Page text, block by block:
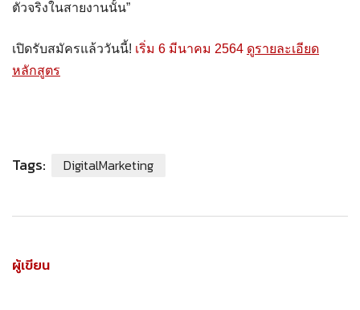
ตัวจริงในสายงานนั้น”
เปิดรับสมัครแล้ววันนี้! เริ่ม 6 มีนาคม 2564 ดูรายละเอียด
หลักสูตร
Tags: DigitalMarketing
ผู้เขียน